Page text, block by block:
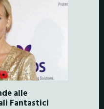
alle
Fantastici